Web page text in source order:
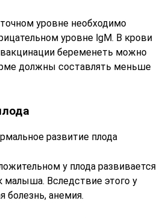
уровне необходимо
уровне lgM. В крови
вакцинации беременеть можно
должны составлять меньше
развитие плода
у плода развивается
малыша. Вследствие этого у
болезнь, анемия.